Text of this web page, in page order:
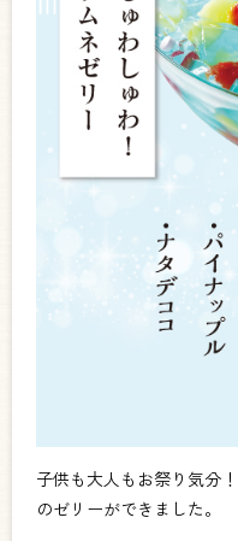
子供も大人もお祭り気分！
のゼリーができました。